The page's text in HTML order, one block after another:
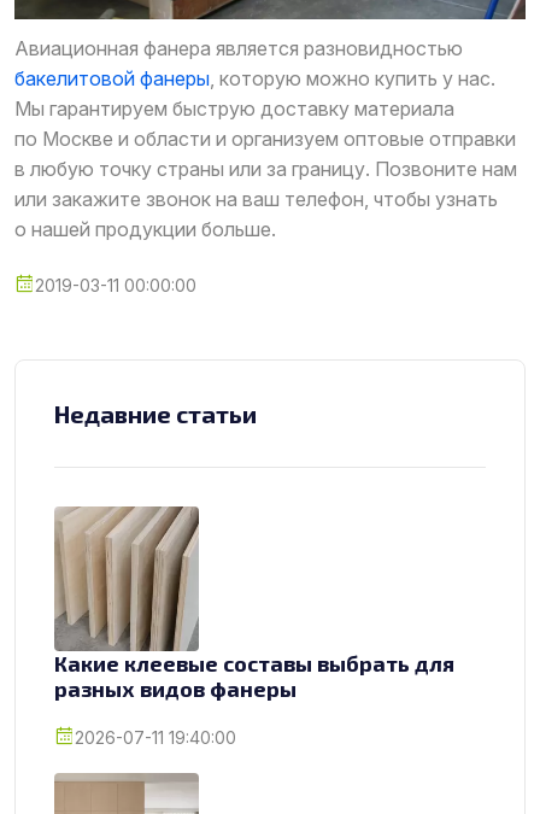
Авиационная фанера является разновидностью
бакелитовой фанеры, которую можно купить у нас.
Мы гарантируем быструю доставку материала
по Москве и области и организуем оптовые отправки
в любую точку страны или за границу. Позвоните нам
или закажите звонок на ваш телефон, чтобы узнать
о нашей продукции больше.
2019-03-11 00:00:00
Недавние статьи
Какие клеевые составы выбрать для
разных видов фанеры
2026-07-11 19:40:00